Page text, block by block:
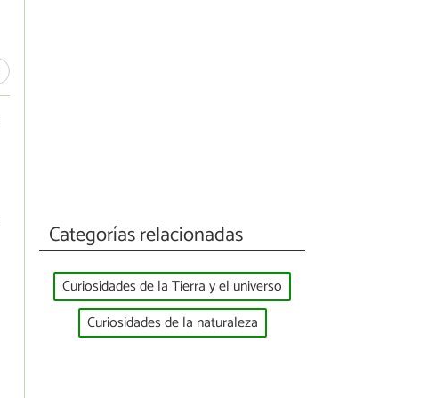
Categorías relacionadas
Curiosidades de la Tierra y el universo
Curiosidades de la naturaleza